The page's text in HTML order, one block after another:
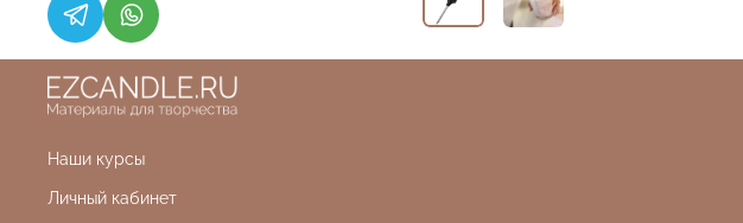
Наши курсы
Личный кабинет